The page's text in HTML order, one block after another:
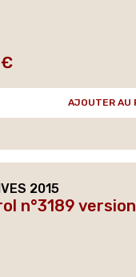
AJOUTER AU
2015
n°3189